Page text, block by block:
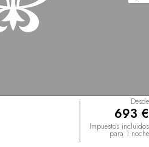
Desde
693 €
Impuestos incluidos
para 1 noche